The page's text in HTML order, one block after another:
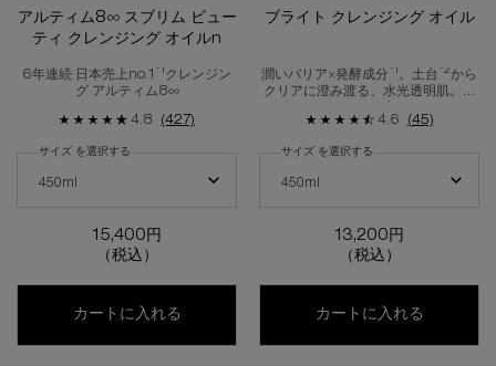
アルティム8∞ スブリム ビュー
ティ クレンジング オイルn
6年連続 日本売上no.1 *1 クレンジン
グ アルティム8∞
4.8 (427)
450ml
サイズ を選択する
15,400円
（税込）
カートに入れる アルティム8∞ スブリム ビューティ クレン
ブライト クレンジング オイル
潤いバリア×発酵成分 *1 。土台 *2 から
クリアに澄み渡る、水光透明肌。高
4.6
(45)
450ml
サイズ を選択する
13,200円
（税込）
カートに入れる